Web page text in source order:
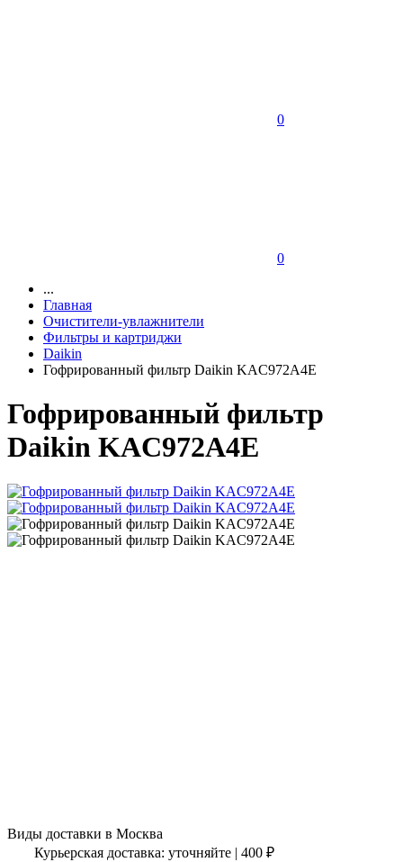
0
0
...
Главная
Очистители-увлажнители
Фильтры и картриджи
Daikin
Гофрированный фильтр Daikin KAC972A4E
Гофрированный фильтр
Daikin KAC972A4E
Виды доставки в Москва
Курьерская доставка: уточняйте | 400 ₽